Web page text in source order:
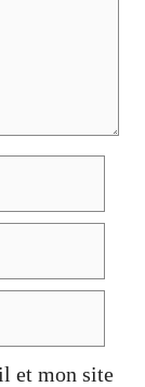
et mon site